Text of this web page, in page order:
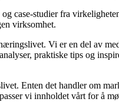
case-studier fra
virksomhet.
Vi er en del av
praktiske tips og
Enten det handler om
vi innholdet vårt for å